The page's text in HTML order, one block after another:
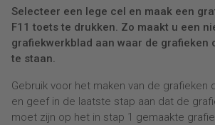
Selecteer een lege cel en maak een
F11 toets te drukken. Zo maakt u een
grafiekwerkblad aan waar de grafieken
te staan.
Gebruik voor het maken van de grafieken
en geef in de laatste stap aan dat de
moet zijn op het in stap 1 gemaakte